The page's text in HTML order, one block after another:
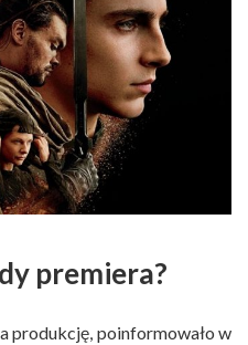
premiera?
produkcję, poinformowało w